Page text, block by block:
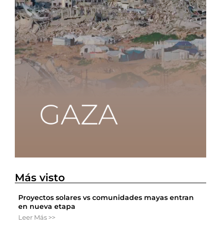
Más visto
Proyectos solares vs comunidades mayas entran
en nueva etapa
Leer Más >>